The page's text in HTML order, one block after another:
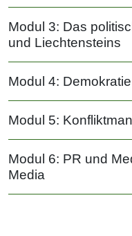
Modul 3: Das
und Liechtensteins
Modul 4:
Modul 5:
Modul 6: PR und
Media